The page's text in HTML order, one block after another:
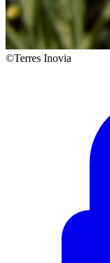
©Terres Inovia